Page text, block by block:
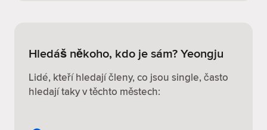
Hledáš někoho, kdo je sám? Yeongju
Lidé, kteří hledají členy, co jsou single, často
hledají taky v těchto městech: